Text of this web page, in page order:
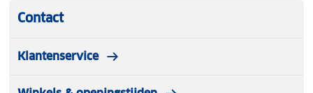
Contact
Klantenservice